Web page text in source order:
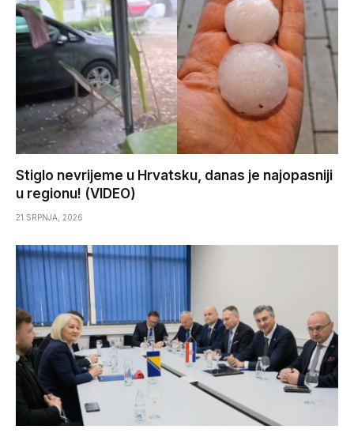
Stiglo nevrijeme u Hrvatsku, danas je najopasniji
u regionu! (VIDEO)
21 SRPNJA, 2026